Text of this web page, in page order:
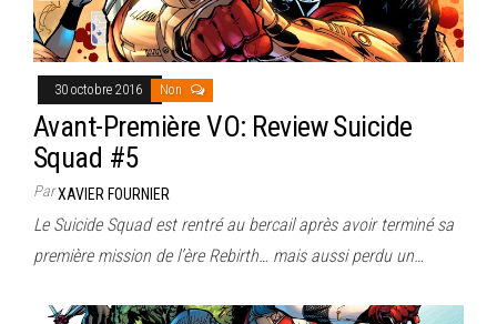
30 octobre 2016 Non
Avant-Première VO: Review Suicide
Squad #5
ParXAVIER FOURNIER
Le Suicide Squad est rentré au bercail après avoir terminé sa
première mission de l’ère Rebirth… mais aussi perdu un…